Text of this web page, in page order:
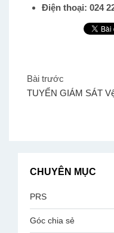
Điện thoại: 024
Bài trước
TUYỂN GIÁM SÁT
CHUYÊN MỤC
PRS
Góc chia sẻ